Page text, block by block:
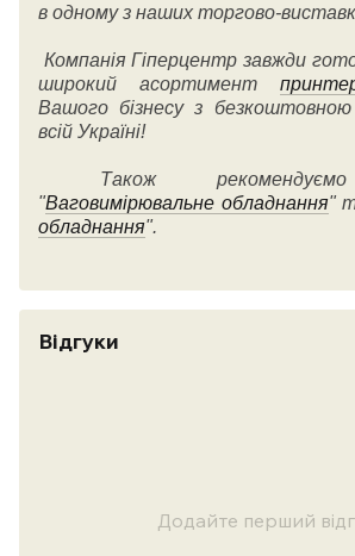
в одному з наших торгово-
Компанія Гіперцентр завжди
широкий асортимент
Вашого бізнесу з
всій Україні!
Також рекомендуємо
"Ваговимірювальне обладнання"
обладнання".
Відгуки
Додайте перший